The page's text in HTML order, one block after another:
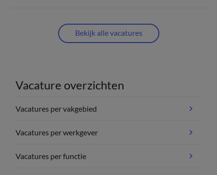
Bekijk alle vacatures
Vacature overzichten
Vacatures per vakgebied
Vacatures per werkgever
Vacatures per functie